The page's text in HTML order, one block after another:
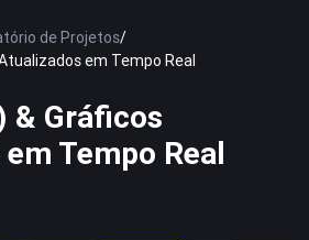
de Projetos/
em Tempo Real
& Gráficos
Tempo Real